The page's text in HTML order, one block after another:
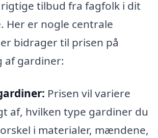
tilbud fra fagfolk i dit
Her er nogle centrale
bidrager til prisen på
gardiner:
Prisen vil variere
af, hvilken type gardiner du
i materialer, mændene,